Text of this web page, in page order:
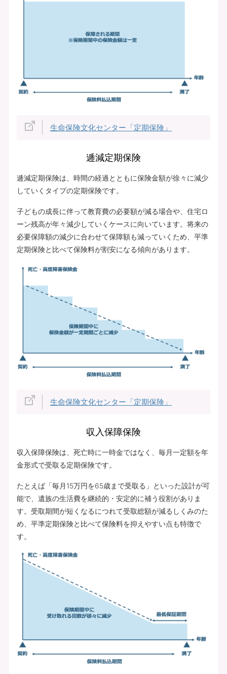
生命保険文化センター「定期保険」
逓減定期保険
逓減定期保険は、時間の経過とともに保険金額が徐々に減少
していくタイプの定期保険です。
子どもの成長に伴って教育費の必要額が減る場合や、住宅ロ
ーン残高が年々減少していくケースに向いています。将来の
必要保障額の減少に合わせて保障額も減っていくため、平準
定期保険と比べて保険料が割安になる傾向があります。
生命保険文化センター「定期保険」
収入保障保険
収入保障保険は、死亡時に一時金ではなく、毎月一定額を年
金形式で受取る定期保険です。
たとえば「毎月15万円を65歳まで受取る」といった設計が可
能で、遺族の生活費を継続的・安定的に補う役割がありま
す。受取期間が短くなるにつれて受取総額が減るしくみのた
め、平準定期保険と比べて保険料を抑えやすい点も特徴で
す。